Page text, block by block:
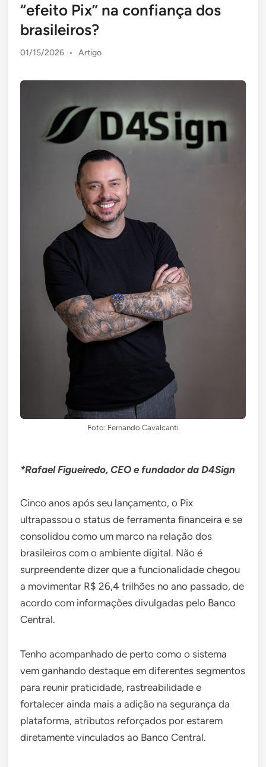
“efeito Pix” na confiança dos
brasileiros?
01/15/2026 •
Posted
Artigo
Foto: Fernando Cavalcanti
*Rafael Figueiredo, CEO e fundador da D4Sign
Cinco anos após seu lançamento, o Pix
ultrapassou o status de ferramenta financeira e se
consolidou como um marco na relação dos
brasileiros com o ambiente digital. Não é
surpreendente dizer que a funcionalidade chegou
a movimentar R$ 26,4 trilhões no ano passado, de
acordo com informações divulgadas pelo Banco
Central.
Tenho acompanhado de perto como o sistema
vem ganhando destaque em diferentes segmentos
para reunir praticidade, rastreabilidade e
fortalecer ainda mais a adição na segurança da
plataforma, atributos reforçados por estarem
diretamente vinculados ao Banco Central.